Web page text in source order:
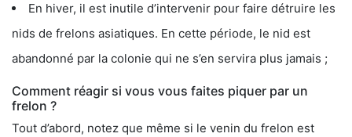
En hiver, il est inutile d’intervenir pour faire détruire les
nids de frelons asiatiques. En cette période, le nid est
abandonné par la colonie qui ne s’en servira plus jamais ;
Comment réagir si vous vous faites piquer par un
frelon ?
Tout d’abord, notez que même si le venin du frelon est